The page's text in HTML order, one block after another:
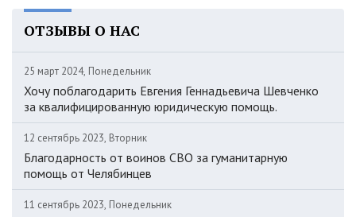
ОТЗЫВЫ О НАС
25 март 2024, Понедельник
Хочу поблагодарить Евгения Геннадьевича Шевченко
за квалифицированную юридическую помощь.
12 сентябрь 2023, Вторник
Благодарность от воинов СВО за гуманитарную
помощь от Челябинцев
11 сентябрь 2023, Понедельник